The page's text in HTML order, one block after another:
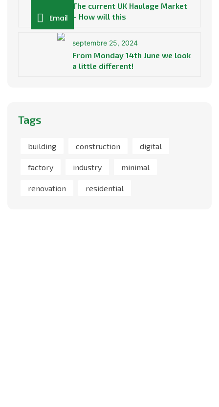
The current UK Haulage Market
– How will this
septembre 25, 2024
From Monday 14th June we look
a little different!
Tags
building construction digital
factory industry minimal
renovation residential
Email